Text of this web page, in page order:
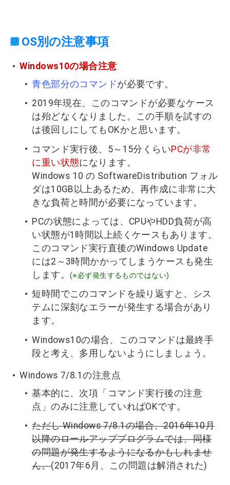
OS別の注意事項
Windows10の場合注意
青色部分のコマンドが必要です。
2019年現在、このコマンドが必要なケース
は殆どなくなりました。この手順を試すの
は後回しにしてもOKかと思います。
コマンド実行後、5～15分くらいPCが非常
に重い状態になります。
Windows 10 の SoftwareDistribution フォル
ダは10GB以上あるため、再作成に非常に大
きな負荷と時間が必要になっています。
PCの状態によっては、CPUやHDD負荷が高
い状態が1時間以上続くケースもあります。
このコマンド実行直後のWindows Update
には2～3時間かかってしまうケースも発生
します。
(※必ず発生するものではない)
短時間でこのコマンドを繰り返すと、シス
テムに深刻なエラーが発生する場合があり
ます。
Windows10の場合、このコマンドは最終手
段と考え、多用しないようにしましょう。
Windows 7/8.1の注意点
基本的に、次項「コマンド実行後の注意
点」のみに注意していればOKです。
ただし Windows 7/8.1の場合、2016年10月
以降のロールアッププログラムでは、同様
の問題が発生するようになるかもしれませ
ん。(2017年6月、この問題は解消された)